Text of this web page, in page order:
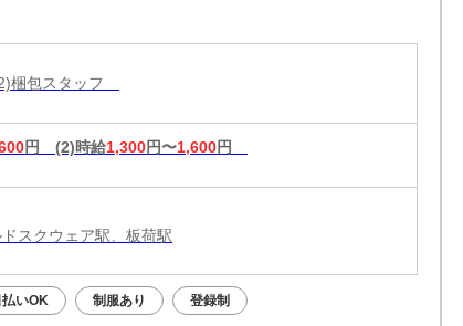
梱包スタッフ
円 (2)時給1,300円〜1,600円
スクウェア駅、板荷駅
払いOK 制服あり 登録制